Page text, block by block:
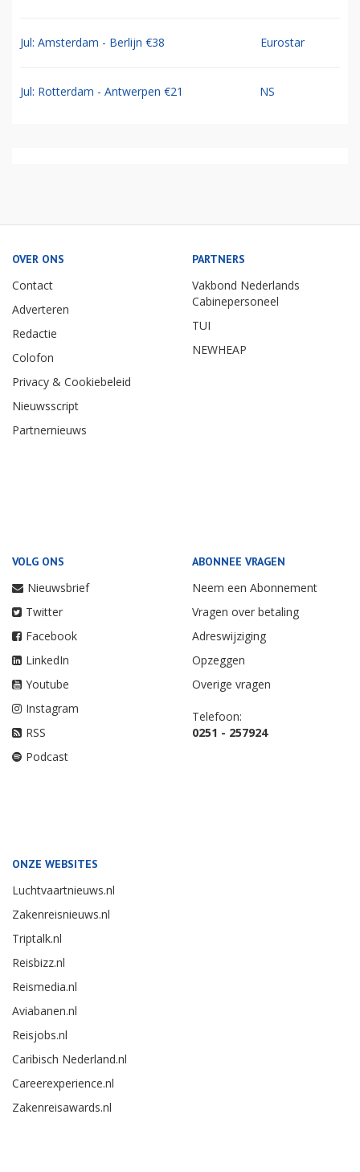
Jul: Amsterdam - Berlijn €38 Eurostar
Jul: Rotterdam - Antwerpen €21 NS
OVER ONS
Contact
Adverteren
Redactie
Colofon
Privacy & Cookiebeleid
Nieuwsscript
Partnernieuws
PARTNERS
Vakbond Nederlands
Cabinepersoneel
TUI
NEWHEAP
VOLG ONS
Nieuwsbrief
Twitter
Facebook
LinkedIn
Youtube
Instagram
RSS
Podcast
ABONNEE VRAGEN
Neem een Abonnement
Vragen over betaling
Adreswijziging
Opzeggen
Overige vragen
Telefoon:
0251 - 257924
ONZE WEBSITES
Luchtvaartnieuws.nl
Zakenreisnieuws.nl
Triptalk.nl
Reisbizz.nl
Reismedia.nl
Aviabanen.nl
Reisjobs.nl
Caribisch Nederland.nl
Careerexperience.nl
Zakenreisawards.nl